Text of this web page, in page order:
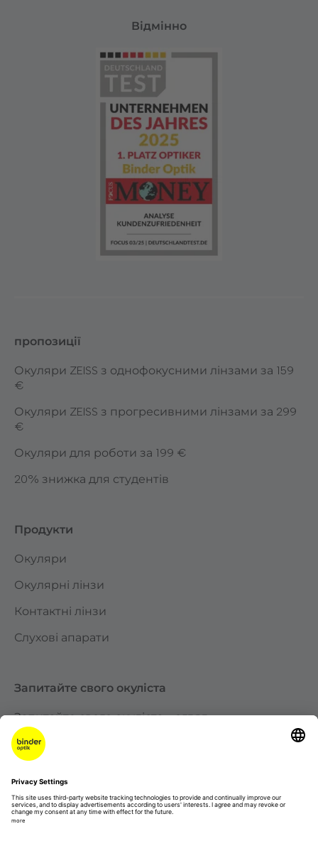
Відмінно
пропозиції
Окуляри ZEISS з однофокусними лінзами за 159
€
Окуляри ZEISS з прогресивними лінзами за 299
€
Окуляри для роботи за 199 €
20% знижка для студентів
Продукти
Окуляри
Окулярні лінзи
Контактні лінзи
Слухові апарати
Запитайте свого окуліста
Запитайте свого окуліста – огляд
Які окуляри підходять до мого обличчя?
Що таке астигматизм?
Чому в літньому віці мені потрібні окуляри для